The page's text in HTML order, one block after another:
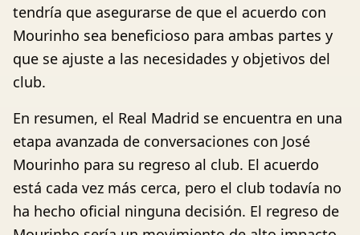
tendría que asegurarse de que el acuerdo con
Mourinho sea beneficioso para ambas partes y
que se ajuste a las necesidades y objetivos del
club.
En resumen, el Real Madrid se encuentra en una
etapa avanzada de conversaciones con José
Mourinho para su regreso al club. El acuerdo
está cada vez más cerca, pero el club todavía no
ha hecho oficial ninguna decisión. El regreso de